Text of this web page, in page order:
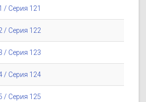
/ Серия 121
/ Серия 122
/ Серия 123
/ Серия 124
/ Серия 125